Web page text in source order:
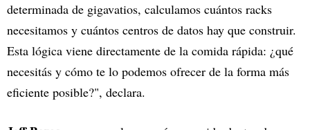
determinada de gigavatios, calculamos cuántos racks
necesitamos y cuántos centros de datos hay que construir.
Esta lógica viene directamente de la comida rápida: ¿qué
necesitás y cómo te lo podemos ofrecer de la forma más
eficiente posible?", declara.